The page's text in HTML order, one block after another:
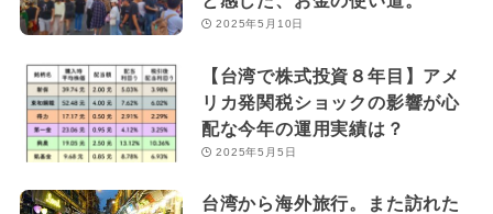
2025年5月10日
【台湾で株式投資８年目】アメ
リカ発関税ショックの影響が心
配な今年の運用実績は？
2025年5月5日
台湾から海外旅行。また訪れた